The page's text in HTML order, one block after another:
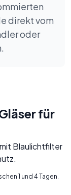
direkt vom
oder
für
mit Blaulichtfilter
1 und 4 Tagen.